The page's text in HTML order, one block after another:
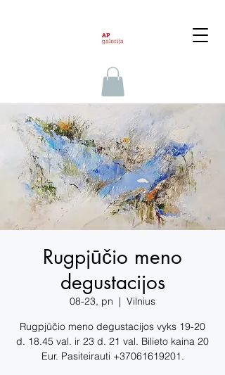
Rugpjūčio meno
degustacijos
08-23, pn
  |
Vilnius
Rugpjūčio meno degustacijos vyks 19-20
d. 18.45 val. ir 23 d. 21 val. Bilieto kaina 20
Eur. Pasiteirauti +37061619201.